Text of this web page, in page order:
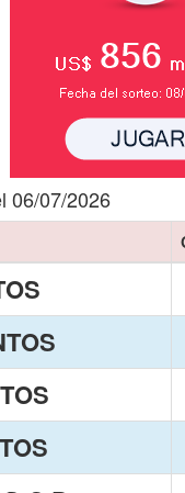
06/07/2026